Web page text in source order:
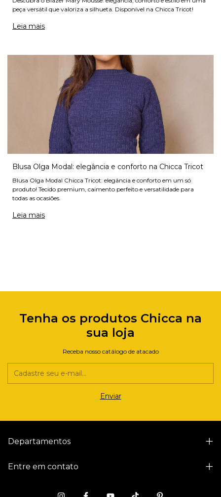
peça versátil que valoriza a silhueta. Disponível na Chicca Tricot!
Leia mais
Blusa Olga Modal: elegância e conforto na Chicca Tricot
Blusa Olga Modal Chicca Tricot: elegância e conforto em um só
produto! Tecido premium, caimento perfeito e versatilidade para
todas as ocasiões.
Leia mais
Tenha os produtos Chicca na
sua loja
Receba nosso catálogo de atacado
Departamentos
Entre em contato